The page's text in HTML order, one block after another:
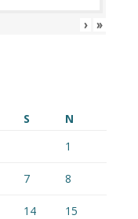
› »
S
N
1
7 8
14 15